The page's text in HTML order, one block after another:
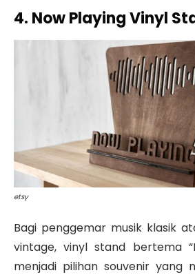
4. Now Playing Vinyl
etsy
Bagi penggemar musik klasik
vintage, vinyl stand bertema
menjadi pilihan souvenir yang